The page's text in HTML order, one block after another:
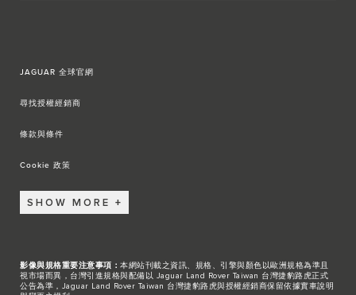
JAGUAR 全球官網
尋找授權經銷商
條款與條件
Cookie 政策
SHOW MORE
影像與規格重要注意事項： 本網站刊載之資訊、規格、引擎與顏色以歐洲規格為準且
視市場而異，台灣引進規格與配備以 Jaguar Land Rover Taiwan 台灣捷豹路虎正式
公告為準，Jaguar Land Rover Taiwan 台灣捷豹路虎與授權經銷商保留依據實車說明